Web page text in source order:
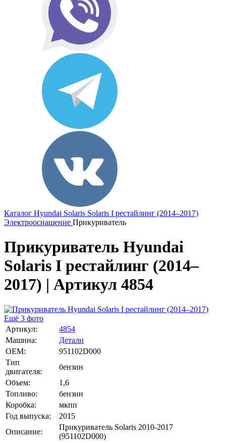
Каталог Hyundai Solaris Solaris I рестайлинг (2014–2017)
Электрооснащение Прикуриватель
Прикуриватель Hyundai
Solaris I рестайлинг (2014–
2017) | Артикул 4854
Ещё 3 фото
Артикул:
4854
Машина:
Детали
OEM:
951102D000
Тип
двигателя:
бензин
Объем:
1,6
Топливо:
бензин
Коробка:
мкпп
Год выпуска:
2015
Описание:
Прикуриватель Solaris 2010-2017
(951102D000)